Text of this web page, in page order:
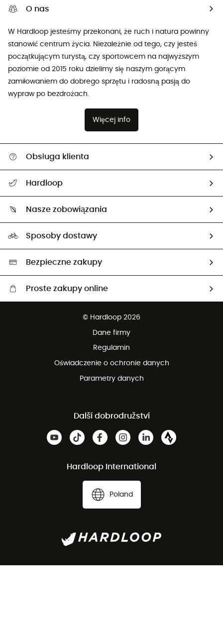
O nas
W Hardloop jesteśmy przekonani, że ruch i natura powinny
stanowić centrum życia. Niezależnie od tego, czy jesteś
początkującym turystą, czy sportowcem na najwyższym
poziomie od 2015 roku dzielimy się naszym gorącym
zamiłowaniem do dobrego sprzętu i radosną pasją do
wypraw po bezdrożach.
Więcej info
Obsługa klienta
Zwrot artykułów i zwrot środków
Hardloop
Ambasadorzy
Nasze zobowiązania
Wybrane produkty eko
Sposoby dostawy
Bezpieczne zakupy
Proste zakupy online
© Hardloop 2026
Dane firmy
Regulamin
Oświadczenie o ochronie danych
Parametry danych
Další dobrodružství
Hardloop International
Poland